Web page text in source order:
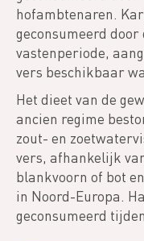
hofambtenaren.
geconsumeerd
vastenperiode,
vers beschikbaar
Het dieet van de
ancien regime
zout- en
vers, afhankelijk
blankvoorn of bot
in Noord-Europa.
geconsumeerd